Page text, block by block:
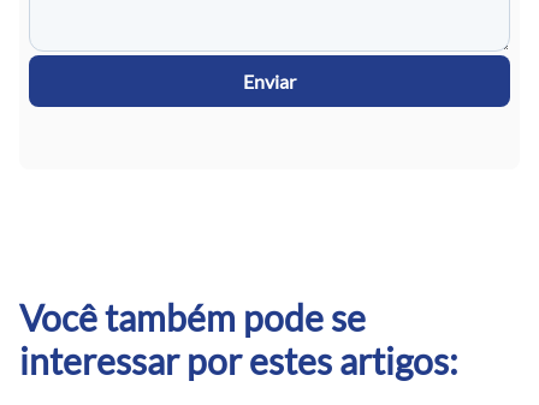
Enviar
Você também pode se
interessar por estes artigos: